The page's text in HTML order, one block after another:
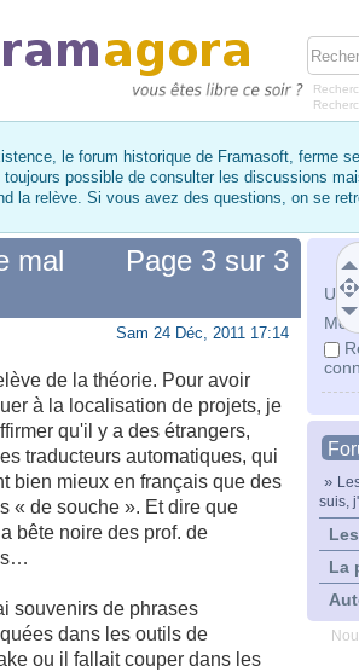
le forum historique de Framasoft, ferme
possible de consulter les discussions
la relève. Si vous avez des questions, on se
Mot
»
suis,
La
Page 3 sur 3
mal
Sam 24 Déc, 2011 17:14
de la théorie. Pour avoir
à la localisation de projets, je
qu'il y a des étrangers,
traducteurs automatiques, qui
bien mieux en français que des
« de souche ». Et dire que
bête noire des prof. de
souvenirs de phrases
dans les outils de
ou il fallait couper dans les